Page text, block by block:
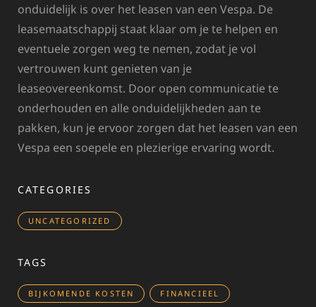
onduidelijk is over het leasen van een Vespa. De
leasemaatschappij staat klaar om je te helpen en
eventuele zorgen weg te nemen, zodat je vol
vertrouwen kunt genieten van je
leaseovereenkomst. Door open communicatie te
onderhouden en alle onduidelijkheden aan te
pakken, kun je ervoor zorgen dat het leasen van een
Vespa een soepele en plezierige ervaring wordt.
CATEGORIES
UNCATEGORIZED
TAGS
BIJKOMENDE KOSTEN FINANCIEEL